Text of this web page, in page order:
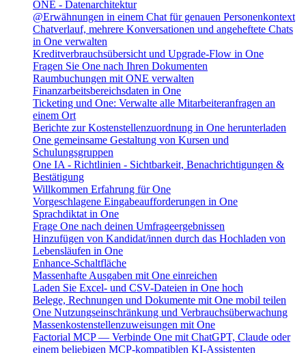
ONE - Datenarchitektur
@Erwähnungen in einem Chat für genauen Personenkontext
Chatverlauf, mehrere Konversationen und angeheftete Chats
in One verwalten
Kreditverbrauchsübersicht und Upgrade-Flow in One
Fragen Sie One nach Ihren Dokumenten
Raumbuchungen mit ONE verwalten
Finanzarbeitsbereichsdaten in One
Ticketing und One: Verwalte alle Mitarbeiteranfragen an
einem Ort
Berichte zur Kostenstellenzuordnung in One herunterladen
One gemeinsame Gestaltung von Kursen und
Schulungsgruppen
One IA - Richtlinien - Sichtbarkeit, Benachrichtigungen &
Bestätigung
Willkommen Erfahrung für One
Vorgeschlagene Eingabeaufforderungen in One
Sprachdiktat in One
Frage One nach deinen Umfrageergebnissen
Hinzufügen von Kandidat/innen durch das Hochladen von
Lebensläufen in One
Enhance-Schaltfläche
Massenhafte Ausgaben mit One einreichen
Laden Sie Excel- und CSV-Dateien in One hoch
Belege, Rechnungen und Dokumente mit One mobil teilen
One Nutzungseinschränkung und Verbrauchsüberwachung
Massenkostenstellenzuweisungen mit One
Factorial MCP — Verbinde One mit ChatGPT, Claude oder
einem beliebigen MCP-kompatiblen KI-Assistenten